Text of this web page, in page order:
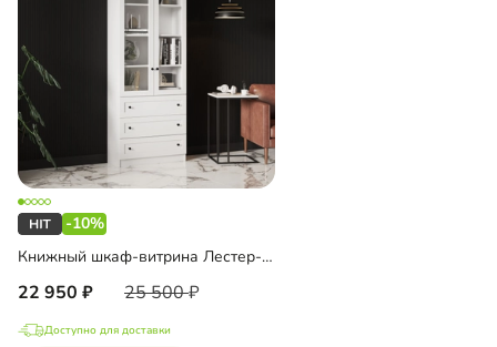
-10%
Книжный шкаф-витрина Лестер-7 с ящиками
22 950 25 500
Доступно для доставки